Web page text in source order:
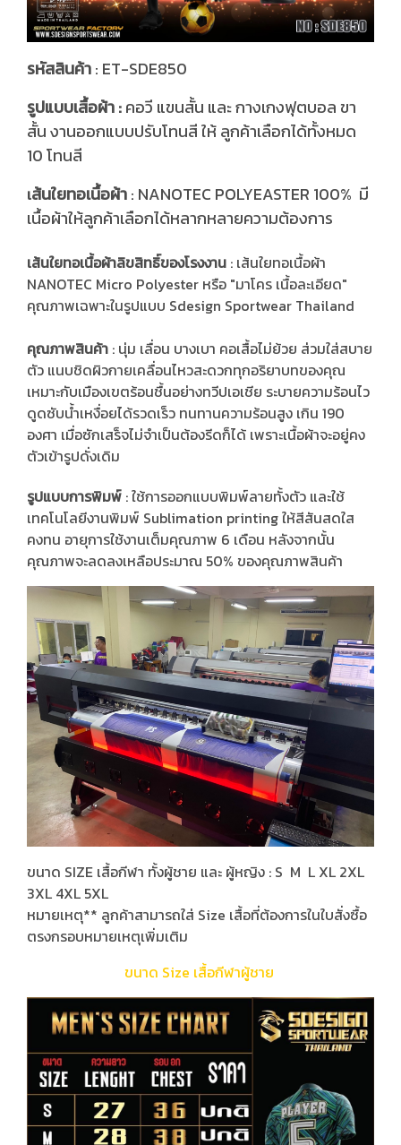
รหัสสินค้า: ET-SDE850
รูปแบบเสื้อผ้า :คอวี แขนสั้น และ กางเกงฟุตบอล ขา
สั้น งานออกแบบปรับโทนสี ให้ ลูกค้าเลือกได้ทั้งหมด
10 โทนสี
เส้นใยทอเนื้อผ้า: NANOTEC POLYEASTER 100% มี
เนื้อผ้าให้ลูกค้าเลือกได้หลากหลายความต้องการ
เส้นใยทอเนื้อผ้าลิขสิทธิ์ของโรงงาน : เส้นใยทอเนื้อผ้า
NANOTEC Micro Polyester หรือ "มาโคร เนื้อละเอียด"
คุณภาพเฉพาะในรูปแบบ Sdesign Sportwear Thailand
คุณภาพสินค้า : นุ่ม เลื่อน บางเบา คอเสื้อไม่ย้วย ส่วมใส่สบาย
ตัว แนบชิดผิวกายเคลื่อนไหวสะดวกทุกอริยาบทของคุณ
เหมาะกับเมืองเขตร้อนชื้นอย่างทวีปเอเชีย ระบายความร้อนไว
ดูดซับน้ำเหงื่อยได้รวดเร็ว ทนทานความร้อนสูง เกิน 190
องศา เมื่อซักเสร็จไม่จำเป็นต้องรีดก็ได้ เพราะเนื้อผ้าจะอยู่คง
ตัวเข้ารูปดั่งเดิม
รูปแบบการพิมพ์ : ใช้การออกแบบพิมพ์ลายทั้งตัว และใช้
เทคโนโลยีงานพิมพ์ Sublimation printing ให้สีสันสดใส
คงทน อายุการใช้งานเต็มคุณภาพ 6 เดือน หลังจากนั้น
คุณภาพจะลดลงเหลือประมาณ 50% ของคุณภาพสินค้า
ขนาด SIZE เสื้อกีฬา ทั้งผู้ชาย และ ผู้หญิง : S M L XL 2XL
3XL 4XL 5XL
หมายเหตุ** ลูกค้าสามารถใส่ Size เสื้อที่ต้องการในใบสั่งซื้อ
ตรงกรอบหมายเหตุเพิ่มเติม
ขนาด Size เสื้อกีฬาผู้ชาย